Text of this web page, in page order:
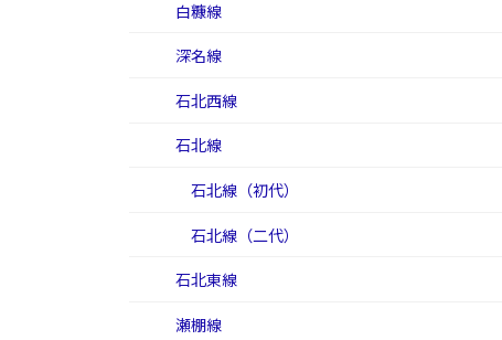
白糠線
深名線
石北西線
石北線
石北線（初代）
石北線（二代）
石北東線
瀬棚線